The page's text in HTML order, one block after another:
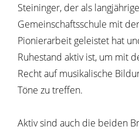
Steininger, der als
Gemeinschaftsschule mit
Pionierarbeit geleistet hat
Ruhestand aktiv ist, um mit
Recht auf musikalische
Töne zu treffen.
Aktiv sind auch die beiden